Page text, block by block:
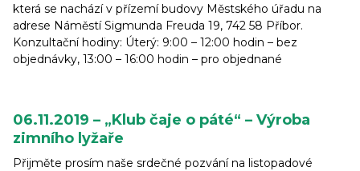
která se nachází v přízemí budovy Městského úřadu na
adrese Náměstí Sigmunda Freuda 19, 742 58 Příbor.
Konzultační hodiny: Úterý: 9:00 – 12:00 hodin – bez
objednávky, 13:00 – 16:00 hodin – pro objednané
06.11.2019 – „Klub čaje o páté“ – Výroba
zimního lyžaře
Přijměte prosím naše srdečné pozvání na listopadové